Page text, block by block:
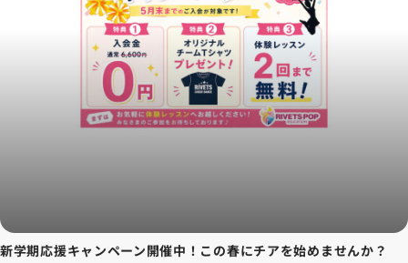
新学期応援キャンペーン開催中！この春にチアを始めませんか？